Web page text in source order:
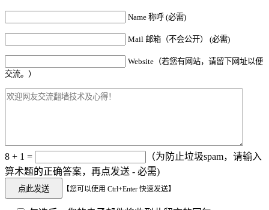
Name 称呼 (必需)
Mail 邮箱（不会公开） (必需)
Website（若您有网站，请留下网址以便
交流。）
8 + 1 =
（为防止垃圾spam，请输入
算术题的正确答案，再点发送 - 必需)
【您可以使用 Ctrl+Enter 快速发送】